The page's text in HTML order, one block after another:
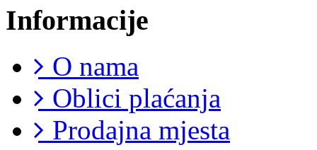
Informacije
O nama
Oblici plaćanja
Prodajna mjesta